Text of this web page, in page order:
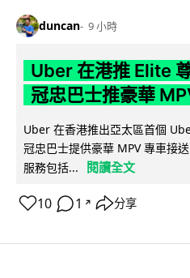
duncan 9 小時
Uber 在港推 Elite
冠忠巴士推豪華
Uber 在香港推出亞太區首個
冠忠巴士提供豪華 MPV 專車接
服務包括...
閱讀全文
10 1 ↗ 分享